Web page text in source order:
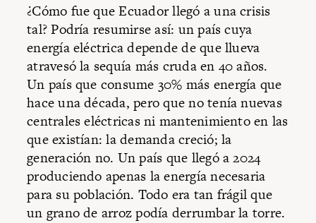
¿Cómo fue que Ecuador llegó a una crisis
tal? Podría resumirse así: un país cuya
energía eléctrica depende de que llueva
atravesó la sequía más cruda en 40 años.
Un país que consume 30% más energía que
hace una década, pero que no tenía nuevas
centrales eléctricas ni mantenimiento en las
que existían: la demanda creció; la
generación no. Un país que llegó a 2024
produciendo apenas la energía necesaria
para su población. Todo era tan frágil que
un grano de arroz podía derrumbar la torre.